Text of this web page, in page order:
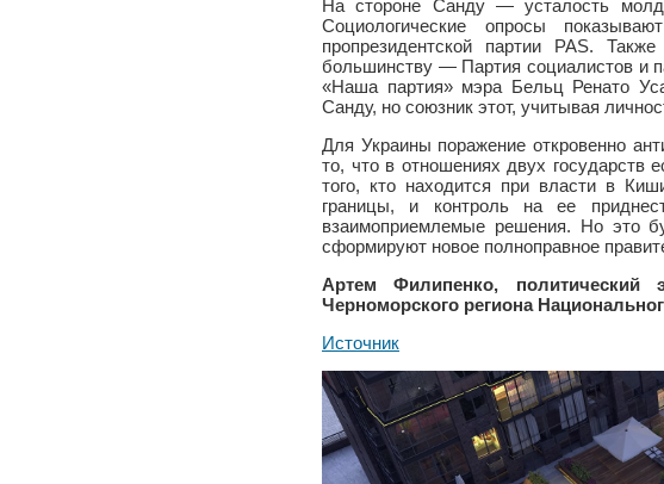
На стороне Санду — усталость
Социологические опросы
пропрезидентской партии PAS.
большинству — Партия социалистов и
«Наша партия» мэра Бельц Ренато
Санду, но союзник этот, учитывая
Для Украины поражение откровенно
то, что в отношениях двух государств
того, кто находится при власти в
границы, и контроль на ее
взаимоприемлемые решения. Но это
сформируют новое полноправное
Артем Филипенко, политический
Черноморского региона
Источник